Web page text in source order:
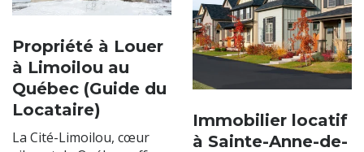
Propriété à Louer
à Limoilou au
Québec (Guide du
Locataire)
La Cité-Limoilou, cœur
Immobilier locatif
à Sainte-Anne-de-